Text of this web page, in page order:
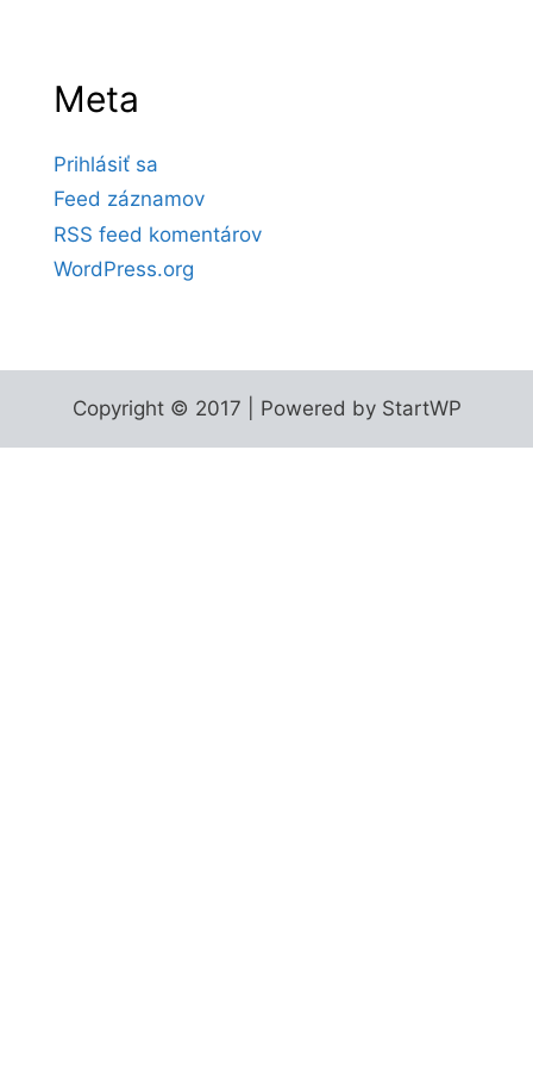
Meta
Prihlásiť sa
Feed záznamov
RSS feed komentárov
WordPress.org
Copyright © 2017 | Powered by StartWP